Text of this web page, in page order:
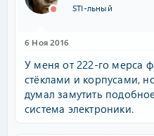
STI-льный
6 Ноя 2016
У меня от 222-го мерса
стёклами и корпусами,
думал замутить
система электроники.